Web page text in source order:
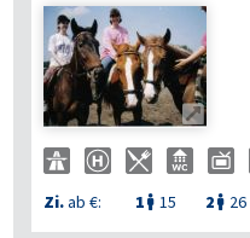

Zi.ab €: 1  15 2  26